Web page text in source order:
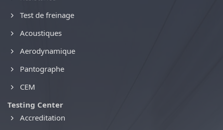
Test de freinage
Acoustiques
Aerodynamique
Pantographe
CEM
Testing Center
Accreditation